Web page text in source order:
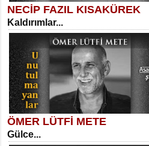
SELAHATTİN YILDIZ
İnsanın Zindanı...
MEHMET TAŞTAN
Kadir Ünal
Ayağıma Dolanan Yokuş...
NECİP FAZIL KISAKÜREK
Kaldırımlar...
ÖMER LÜTFİ METE
Gülce...